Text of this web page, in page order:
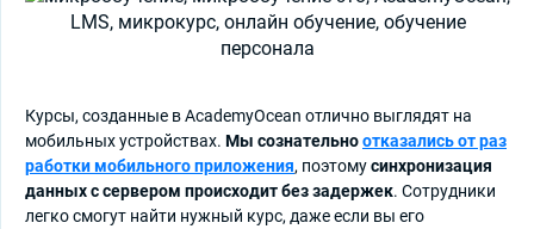
Курсы, созданные в AcademyOcean отлично выглядят на
мобильных устройствах. Мы сознательноотказались от раз
работки мобильного приложения, поэтомусинхронизация
данных с сервером происходит без задержек. Сотрудники
легко смогут найти нужный курс, даже если вы его